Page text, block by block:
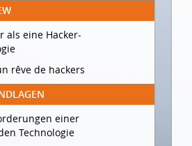
als eine Hacker-
rêve de hackers
einer
Technologie